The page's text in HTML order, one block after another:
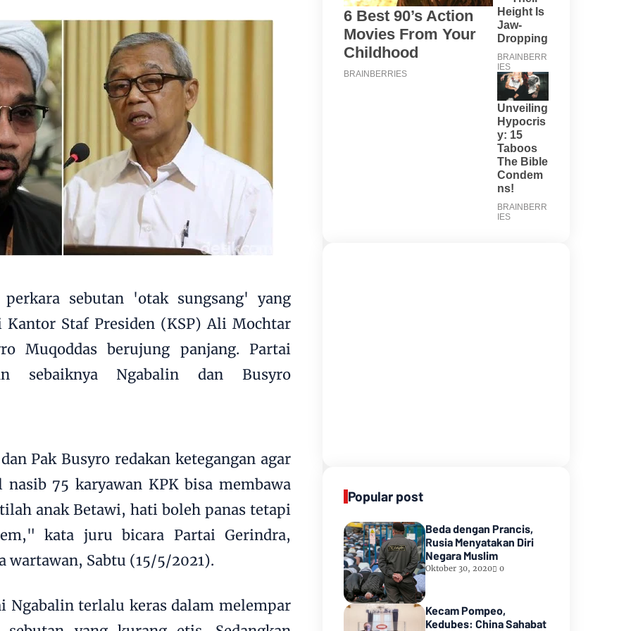
perkara sebutan 'otak sungsang' yang
Kantor Staf Presiden (KSP) Ali Mochtar
Muqoddas berujung panjang. Partai
sebaiknya Ngabalin dan Busyro
Pak Busyro redakan ketegangan agar
75 karyawan KPK bisa membawa
anak Betawi, hati boleh panas tetapi
kata juru bicara Partai Gerindra,
wartawan, Sabtu (15/5/2021).
Ngabalin terlalu keras dalam melempar
Popular post
Beda dengan Prancis,
Rusia Menyatakan Diri
Negara Muslim
Oktober 30, 2020 0
Kecam Pompeo,
Kedubes: China Sahabat